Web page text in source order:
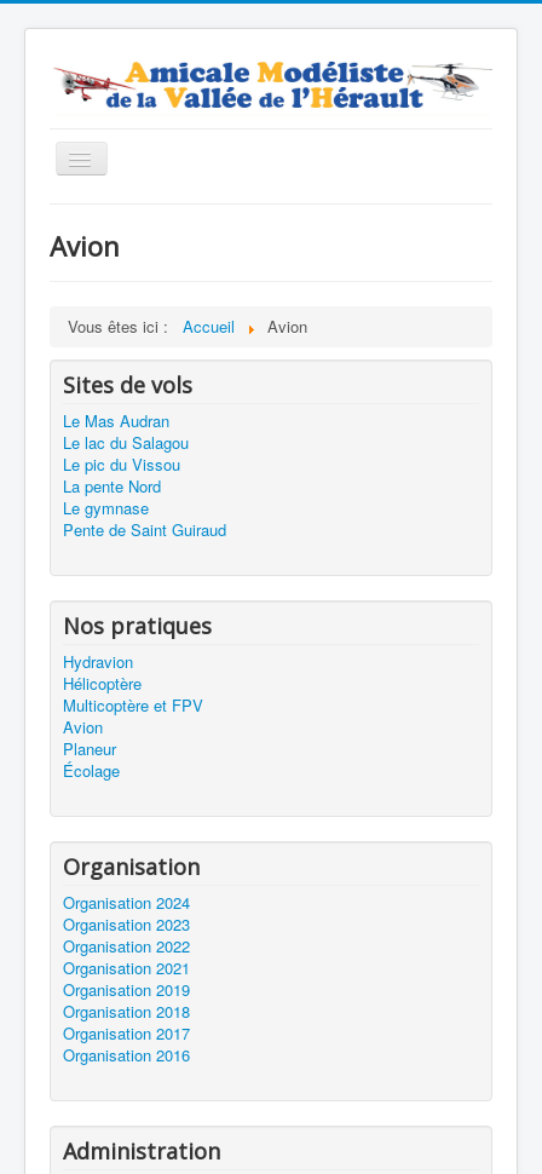
Basculer
Contacts
Boutique
Avion
Vous êtes ici : Accueil Avion
Sites de vols
Le Mas Audran
Le lac du Salagou
Le pic du Vissou
La pente Nord
Le gymnase
Pente de Saint Guiraud
Nos pratiques
Hydravion
Hélicoptère
Multicoptère et FPV
Avion
Planeur
Écolage
Organisation
Organisation 2024
Organisation 2023
Organisation 2022
Organisation 2021
Organisation 2019
Organisation 2018
Organisation 2017
Organisation 2016
Administration